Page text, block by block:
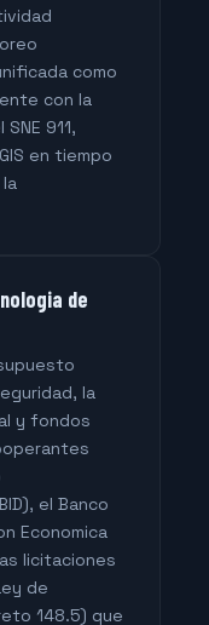
como
con la
911,
en tiempo
de
la
y fondos
el Banco
Economica
licitaciones
de
148.5) que